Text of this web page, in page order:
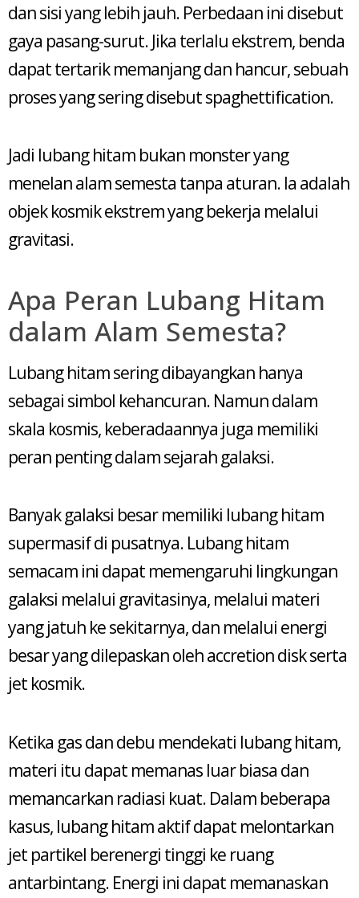
dan sisi yang lebih jauh. Perbedaan ini disebut
gaya pasang-surut. Jika terlalu ekstrem, benda
dapat tertarik memanjang dan hancur, sebuah
proses yang sering disebut spaghettification.
Jadi lubang hitam bukan monster yang
menelan alam semesta tanpa aturan. Ia adalah
objek kosmik ekstrem yang bekerja melalui
gravitasi.
Apa Peran Lubang Hitam
dalam Alam Semesta?
Lubang hitam sering dibayangkan hanya
sebagai simbol kehancuran. Namun dalam
skala kosmis, keberadaannya juga memiliki
peran penting dalam sejarah galaksi.
Banyak galaksi besar memiliki lubang hitam
supermasif di pusatnya. Lubang hitam
semacam ini dapat memengaruhi lingkungan
galaksi melalui gravitasinya, melalui materi
yang jatuh ke sekitarnya, dan melalui energi
besar yang dilepaskan oleh accretion disk serta
jet kosmik.
Ketika gas dan debu mendekati lubang hitam,
materi itu dapat memanas luar biasa dan
memancarkan radiasi kuat. Dalam beberapa
kasus, lubang hitam aktif dapat melontarkan
jet partikel berenergi tinggi ke ruang
antarbintang. Energi ini dapat memanaskan